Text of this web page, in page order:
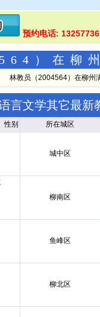
预约电话:
）在柳
林教员（2004564）在柳州
言文学其它最新
性别 所在城区
城中区
柳南区
鱼峰区
柳北区